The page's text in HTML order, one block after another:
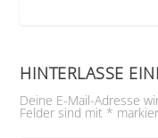
HINTERLASSE
Deine E-Mail-Adresse
Felder sind mit *